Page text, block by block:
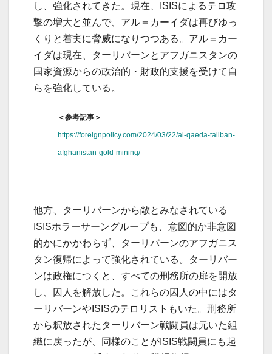
し、強化されてきた。現在、ISISによるテロ攻
撃の増大と並んで、アル＝カーイダは再びゆっ
くりと着実に脅威になりつつある。アル＝カー
イダは現在、ターリバーンとアフガニスタンの
国家資源からの政治的・財政的支援を受けて自
らを強化している。
＜参考記事＞
https://foreignpolicy.com/2024/03/22/al-qaeda-taliban-
afghanistan-gold-mining/
他方、ターリバーンから敵とみなされている
ISISホラーサーングループも、意図的か非意図
的かにかかわらず、ターリバーンのアフガニス
タン復帰によって強化されている。ターリバー
ンは政権につくと、すべての刑務所の扉を開放
し、囚人を解放した。これらの囚人の中にはタ
ーリバーンやISISのテロリストもいた。刑務所
から釈放されたターリバーン戦闘員は元いた組
織に戻ったが、同様のことがISIS戦闘員にも起